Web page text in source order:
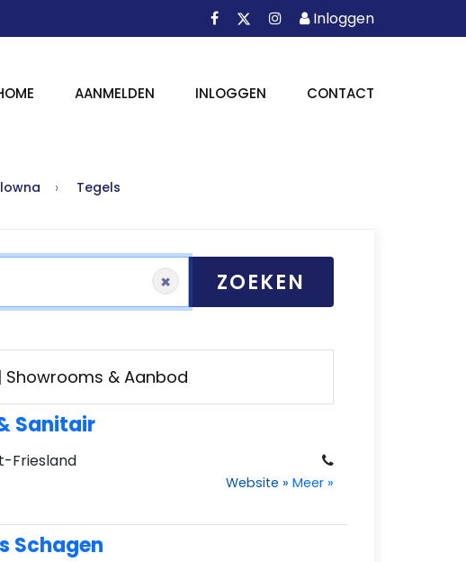
FacebookInstagram
Inloggen
Inloggen
AANMELDEN INLOGGEN CONTACT
Tegels
× ZOEKEN
Showrooms & Aanbod
Sanitair
Friesland
Website » Meer »
Schagen